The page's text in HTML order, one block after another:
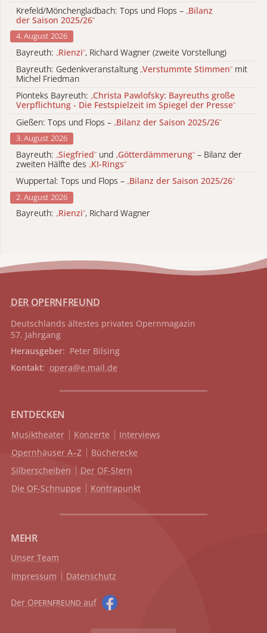
Krefeld/Mönchengladbach: Tops und Flops – „Bilanz
der Saison 2025/26“
4. August 2026
Bayreuth: „Rienzi“, Richard Wagner (zweite Vorstellung)
Bayreuth: Gedenkveranstaltung „Verstummte Stimmen“ mit
Michel Friedman
Pionteks Bayreuth: „Christa Pawlofsky: Bayreuths große
Verpflichtung - Die Festspielzeit im Spiegel der Presse“
Gießen: Tops und Flops – „Bilanz der Saison 2025/26“
3. August 2026
Bayreuth: „Siegfried“ und „Götterdämmerung“ – Bilanz der
zweiten Hälfte des „KI-Rings“
Wuppertal: Tops und Flops – „Bilanz der Saison 2025/26“
2. August 2026
Bayreuth: „Rienzi“, Richard Wagner
DER OPERNFREUND
Deutschlands ältestes privates Opernmagazin
57. Jahrgang
Herausgeber: Peter Bilsing
Kontakt: opera@e.mail.de
ENTDECKEN
Musiktheater Konzerte
Interviews
Opernhäuser A–Z
Bücherecke
Silberscheiben
Der OF-Stern
Die OF-Schnuppe
Kontrapunkt
MEHR
Unser Team
Impressum
Datenschutz
Der OPERNFREUND auf